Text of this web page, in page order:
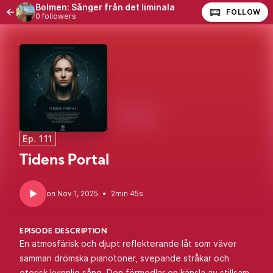
Bolmen: Sånger från det liminala
0 followers FOLLOW
Ep. 111
Tidens Portal
• 2min 45s
EPISODE DESCRIPTION
En atmosfärisk och djupt reflekterande låt som väver
samman drömska pianotoner, svepande stråkar och